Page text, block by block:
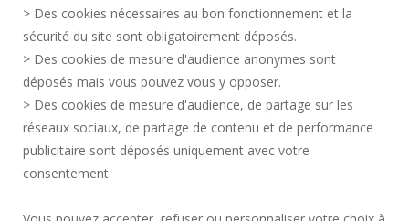
CRÉDITOS
SALA DE PRENSA
SERVICIOS PÚBLICOS +
CONTACTOS
> Des cookies nécessaires au bon fonctionnement et la
sécurité du site sont obligatoirement déposés.
> Des cookies de mesure d'audience anonymes sont
déposés mais vous pouvez vous y opposer.
> Des cookies de mesure d'audience, de partage sur les
réseaux sociaux, de partage de contenu et de performance
publicitaire sont déposés uniquement avec votre
consentement.